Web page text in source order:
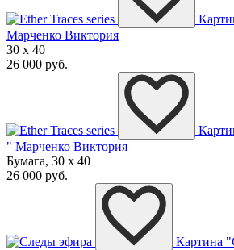
Марченко Виктория
30 x 40
26 000 руб.
" Марченко Виктория
Бумага, 30 x 40
26 000 руб.
Картина